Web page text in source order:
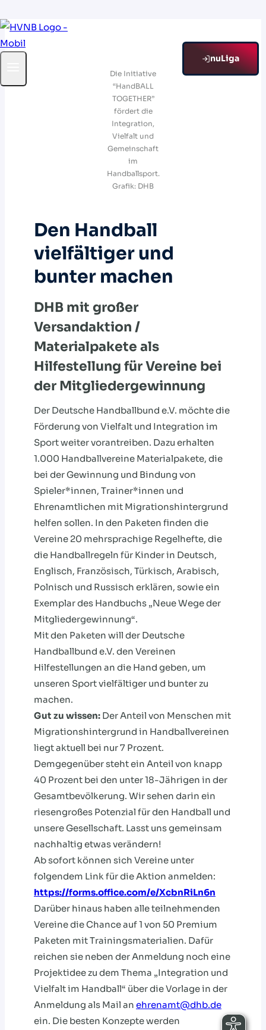
Zum
Inhalt
nuLiga
Die Initiative
“HandBALL
TOGETHER”
fördert die
Integration,
Vielfalt und
Gemeinschaft
im
Handballsport.
Grafik: DHB
Den Handball
vielfältiger und
bunter machen
DHB mit großer
Versandaktion /
Materialpakete als
Hilfestellung für Vereine bei
der Mitgliedergewinnung
Der Deutsche Handballbund e.V. möchte die
Förderung von Vielfalt und Integration im
Sport weiter vorantreiben. Dazu erhalten
1.000 Handballvereine Materialpakete, die
bei der Gewinnung und Bindung von
Spieler*innen, Trainer*innen und
Ehrenamtlichen mit Migrationshintergrund
helfen sollen. In den Paketen finden die
Vereine 20 mehrsprachige Regelhefte, die
die Handballregeln für Kinder in Deutsch,
Englisch, Französisch, Türkisch, Arabisch,
Polnisch und Russisch erklären, sowie ein
Exemplar des Handbuchs „Neue Wege der
Mitgliedergewinnung“.
Mit den Paketen will der Deutsche
Handballbund e.V. den Vereinen
Hilfestellungen an die Hand geben, um
unseren Sport vielfältiger und bunter zu
machen.
Gut zu wissen: Der Anteil von Menschen mit
Migrationshintergrund in Handballvereinen
liegt aktuell bei nur 7 Prozent.
Demgegenüber steht ein Anteil von knapp
40 Prozent bei den unter 18-Jährigen in der
Gesamtbevölkerung. Wir sehen darin ein
riesengroßes Potenzial für den Handball und
unsere Gesellschaft. Lasst uns gemeinsam
nachhaltig etwas verändern!
Ab sofort können sich Vereine unter
folgendem Link für die Aktion anmelden:
https://forms.office.com/e/XcbnRiLn6n
Darüber hinaus haben alle teilnehmenden
Vereine die Chance auf 1 von 50 Premium
Paketen mit Trainingsmaterialien. Dafür
reichen sie neben der Anmeldung noch eine
Projektidee zu dem Thema „Integration und
Vielfalt im Handball“ über die Vorlage in der
Anmeldung als Mail an ehrenamt@dhb.de
ein. Die besten Konzepte werden